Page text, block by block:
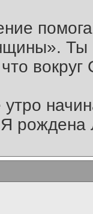
Ты
что